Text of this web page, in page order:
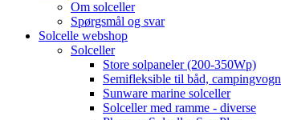
Om solceller
Spørgsmål og svar
Solcelle webshop
Solceller
Store solpaneler (200-350Wp)
Semifleksible til båd, campingvogn
Sunware marine solceller
Solceller med ramme - diverse